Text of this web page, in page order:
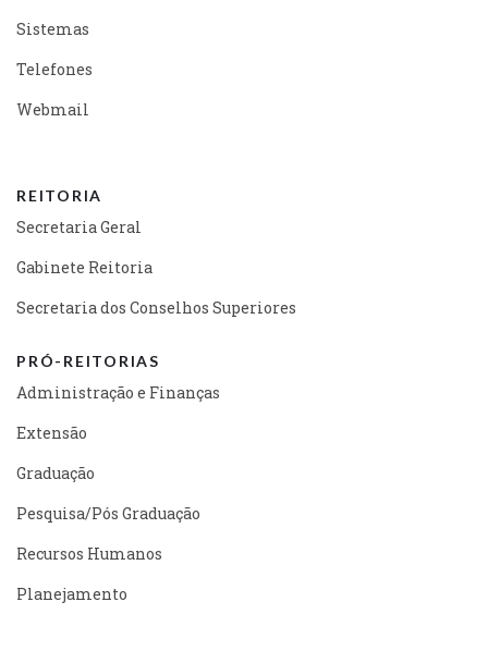
Sistemas
Telefones
Webmail
REITORIA
Secretaria Geral
Gabinete Reitoria
Secretaria dos Conselhos Superiores
PRÓ-REITORIAS
Administração e Finanças
Extensão
Graduação
Pesquisa/Pós Graduação
Recursos Humanos
Planejamento